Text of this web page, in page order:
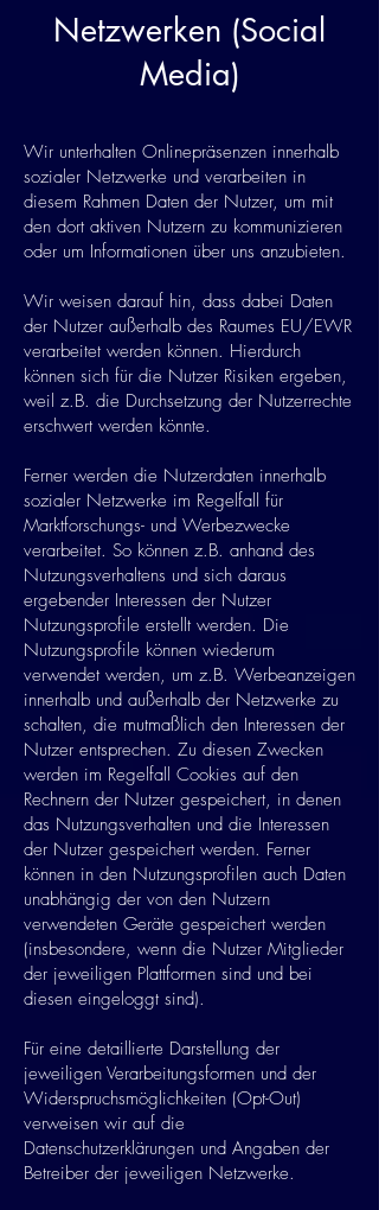
Netzwerken (Social
Media)
Wir unterhalten Onlinepräsenzen innerhalb
sozialer Netzwerke und verarbeiten in
diesem Rahmen Daten der Nutzer, um mit
den dort aktiven Nutzern zu kommunizieren
oder um Informationen über uns anzubieten.
Wir weisen darauf hin, dass dabei Daten
der Nutzer außerhalb des Raumes EU/EWR
verarbeitet werden können. Hierdurch
können sich für die Nutzer Risiken ergeben,
weil z.B. die Durchsetzung der Nutzerrechte
erschwert werden könnte.
Ferner werden die Nutzerdaten innerhalb
sozialer Netzwerke im Regelfall für
Marktforschungs- und Werbezwecke
verarbeitet. So können z.B. anhand des
Nutzungsverhaltens und sich daraus
ergebender Interessen der Nutzer
Nutzungsprofile erstellt werden. Die
Nutzungsprofile können wiederum
verwendet werden, um z.B. Werbeanzeigen
innerhalb und außerhalb der Netzwerke zu
schalten, die mutmaßlich den Interessen der
Nutzer entsprechen. Zu diesen Zwecken
werden im Regelfall Cookies auf den
Rechnern der Nutzer gespeichert, in denen
das Nutzungsverhalten und die Interessen
der Nutzer gespeichert werden. Ferner
können in den Nutzungsprofilen auch Daten
unabhängig der von den Nutzern
verwendeten Geräte gespeichert werden
(insbesondere, wenn die Nutzer Mitglieder
der jeweiligen Plattformen sind und bei
diesen eingeloggt sind).
Für eine detaillierte Darstellung der
jeweiligen Verarbeitungsformen und der
Widerspruchsmöglichkeiten (Opt-Out)
verweisen wir auf die
Datenschutzerklärungen und Angaben der
Betreiber der jeweiligen Netzwerke.